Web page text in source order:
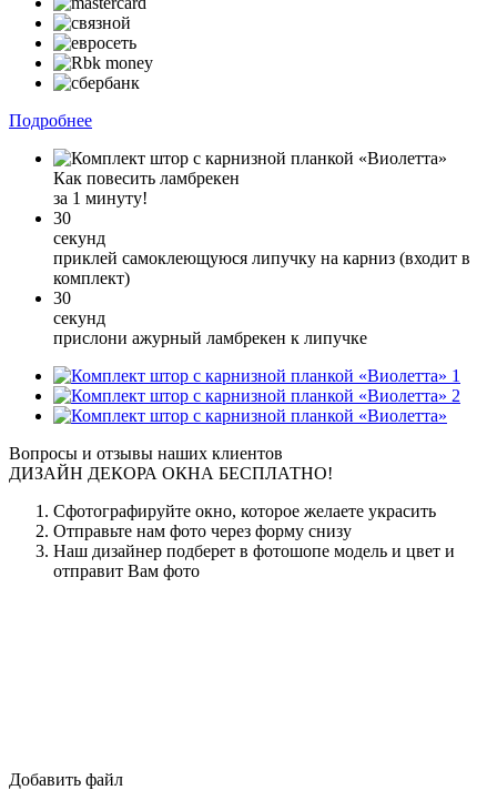
Подробнее
Как повесить ламбрекен
за 1 минуту!
30
секунд
приклей самоклеющуюся липучку на карниз (входит в
комплект)
30
секунд
прислони ажурный ламбрекен к липучке
1
2
Вопросы и отзывы наших клиентов
ДИЗАЙН ДЕКОРА ОКНА БЕСПЛАТНО!
Сфотографируйте окно, которое желаете украсить
Отправьте нам фото через форму снизу
Наш дизайнер подберет в фотошопе модель и цвет и
отправит Вам фото
Добавить файл